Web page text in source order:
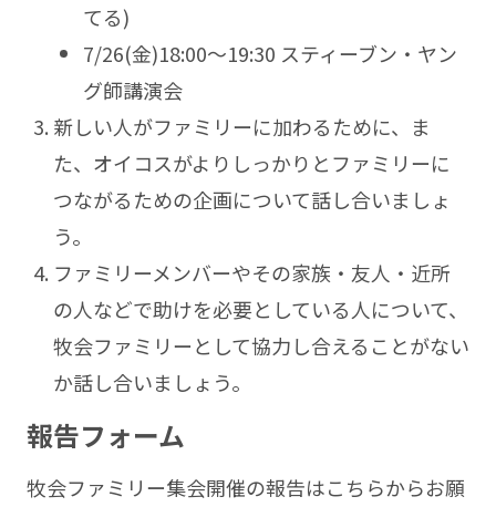
てる)
7/26(金)18:00～19:30 スティーブン・ヤン
グ師講演会
新しい人がファミリーに加わるために、ま
た、オイコスがよりしっかりとファミリーに
つながるための企画について話し合いましょ
う。
ファミリーメンバーやその家族・友人・近所
の人などで助けを必要としている人について、
牧会ファミリーとして協力し合えることがない
か話し合いましょう。
報告フォーム
牧会ファミリー集会開催の報告はこちらからお願